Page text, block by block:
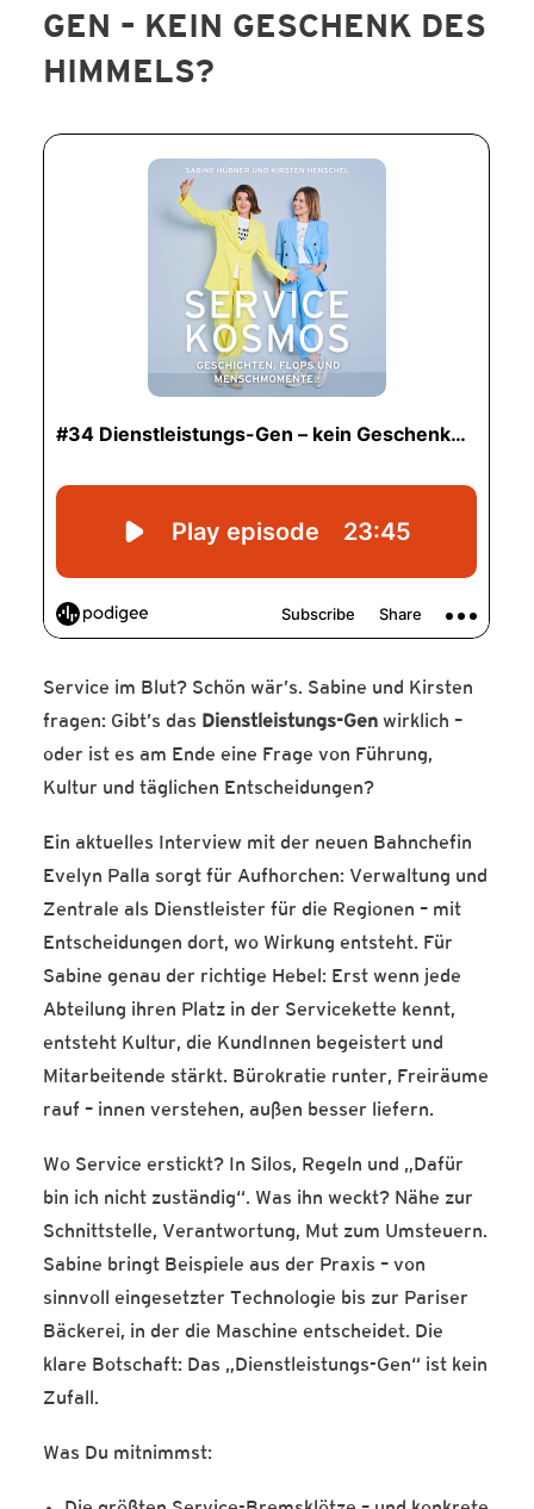
SERVICE-BLOG
KONTAKT
GEN – KEIN GESCHENK DES
HIMMELS?
Service im Blut? Schön wär’s. Sabine und Kirsten
fragen: Gibt’s das Dienstleistungs-Gen wirklich –
oder ist es am Ende eine Frage von Führung,
Kultur und täglichen Entscheidungen?
Ein aktuelles Interview mit der neuen Bahnchefin
Evelyn Palla sorgt für Aufhorchen: Verwaltung und
Zentrale als Dienstleister für die Regionen – mit
Entscheidungen dort, wo Wirkung entsteht. Für
Sabine genau der richtige Hebel: Erst wenn jede
Abteilung ihren Platz in der Servicekette kennt,
entsteht Kultur, die KundInnen begeistert und
Mitarbeitende stärkt. Bürokratie runter, Freiräume
rauf – innen verstehen, außen besser liefern.
Wo Service erstickt? In Silos, Regeln und „Dafür
bin ich nicht zuständig“. Was ihn weckt? Nähe zur
Schnittstelle, Verantwortung, Mut zum Umsteuern.
Sabine bringt Beispiele aus der Praxis – von
sinnvoll eingesetzter Technologie bis zur Pariser
Bäckerei, in der die Maschine entscheidet. Die
klare Botschaft: Das „Dienstleistungs-Gen“ ist kein
Zufall.
Was Du mitnimmst: